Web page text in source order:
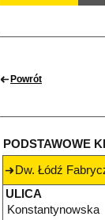
Powrót
PODSTAWOWE
Dw. Łódź
ULICA
Konstantynowska